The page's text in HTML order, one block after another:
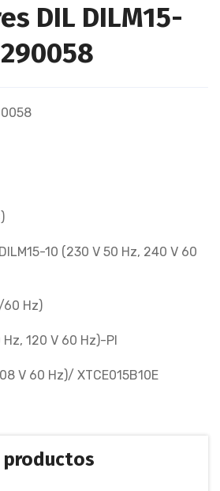
DIL DILM15-
290058
10 (230 V 50 Hz, 240 V 60
60 Hz)
Hz, 120 V 60 Hz)-PI
V 60 Hz)/ XTCE015B10E